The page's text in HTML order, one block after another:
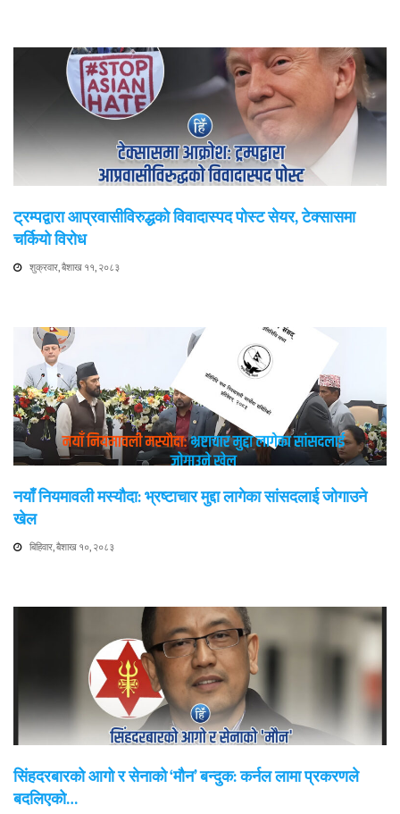
ट्रम्पद्वारा आप्रवासीविरुद्धको विवादास्पद पोस्ट सेयर, टेक्सासमा
चर्कियो विरोध
शुक्रवार, बैशाख ११, २०८३
नयाँ नियमावली मस्यौदा: भ्रष्टाचार मुद्दा लागेका सांसदलाई जोगाउने
खेल
बिहिवार, बैशाख १०, २०८३
सिंहदरबारको आगो र सेनाको ‘मौन’ बन्दुक: कर्नल लामा प्रकरणले
बदलिएको…